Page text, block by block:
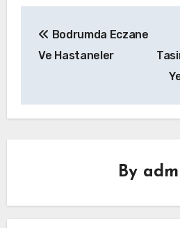
gezinmesi
Bodrumda Eczane
Ve Hastaneler
By